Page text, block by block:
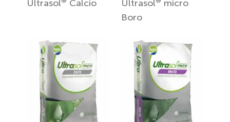
Ultrasol Calcio Ultrasol
micro
Boro